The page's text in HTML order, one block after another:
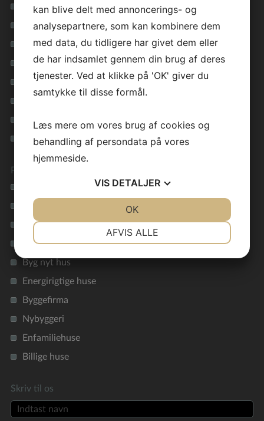
Se alle vores hustyper
Materialevalg i høj kvalitet
Tryghed i hele forløbet
Lavenergihuse for miljøet
Få inspiration i vores galleri
Inspirationsfolder
Privatlivspolitik
Cookie vejledning
Preben Jørgensen Huse
Vil du bygge et nyt hus?
Nøglefærdigt hus
Funkishus
Billige typehuse
Byg nyt hus
Energirigtige huse
Byggefirma
Nybyggeri
Enfamiliehuse
Billige huse
Skriv til os
kan blive delt med annoncerings- og
analysepartnere, som kan kombinere dem
med data, du tidligere har givet dem eller
de har indsamlet gennem din brug af deres
tjenester. Ved at klikke på 'OK' giver du
samtykke til disse formål.
Læs mere om vores brug af cookies og
behandling af persondata på vores
hjemmeside.
VIS DETALJER
MARKETING
AFVIS ALLE
OK